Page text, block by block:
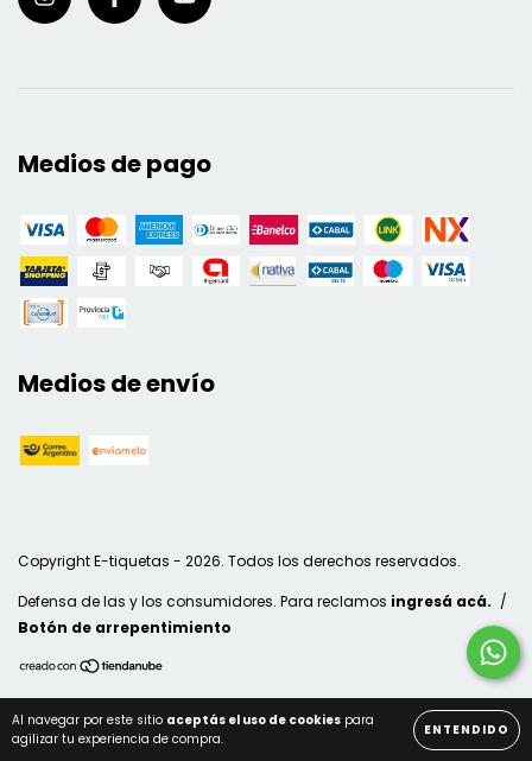
Al navegar por este sitio aceptás el uso de cookies para
agilizar tu experiencia de compra.
ENTENDIDO
Medios de pago
Medios de envío
Copyright E-tiquetas - 2026. Todos los derechos reservados.
Defensa de las y los consumidores. Para reclamos ingresá acá. /
Botón de arrepentimiento